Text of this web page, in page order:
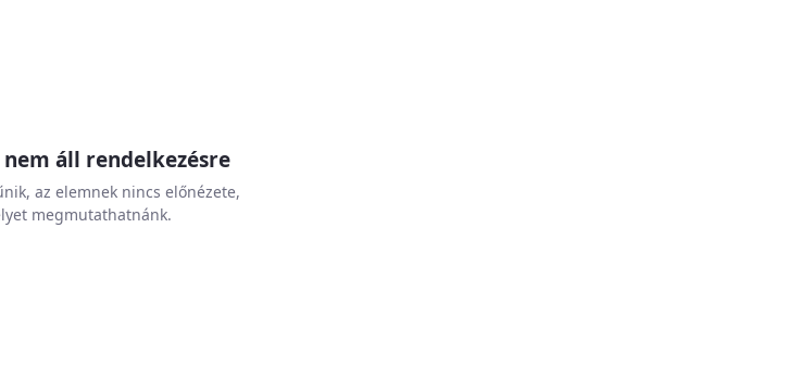
nem áll rendelkezésre
az elemnek nincs előnézete,
megmutathatnánk.